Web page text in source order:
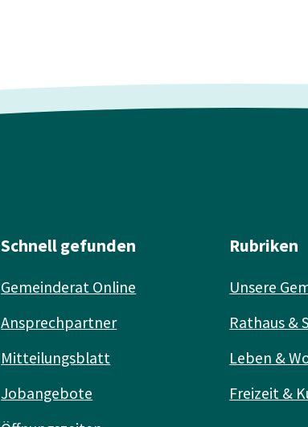
Schnell gefunden
Gemeinderat Online
Ansprechpartner
Mitteilungsblatt
Jobangebote
Rubriken
Unsere
Rathaus &
Leben &
Freizeit &